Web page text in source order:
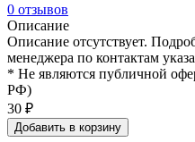
0 отзывов
Описание
Описание отсутствует.
менеджера по контактам
* Не являются публичной
РФ)
30 ₽
Добавить в корзину